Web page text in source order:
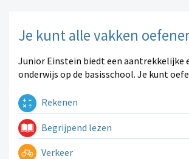
Je kunt alle vakken
Junior Einstein biedt een
onderwijs op de basisschool. Je kunt
Rekenen
Begrijpend lezen
Verkeer